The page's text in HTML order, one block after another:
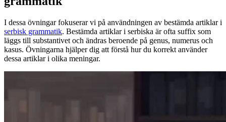
I dessa övningar fokuserar vi på användningen av bestämda artiklar i
serbisk grammatik. Bestämda artiklar i serbiska är ofta suffix som
läggs till substantivet och ändras beroende på genus, numerus och
kasus. Övningarna hjälper dig att förstå hur du korrekt använder
dessa artiklar i olika meningar.